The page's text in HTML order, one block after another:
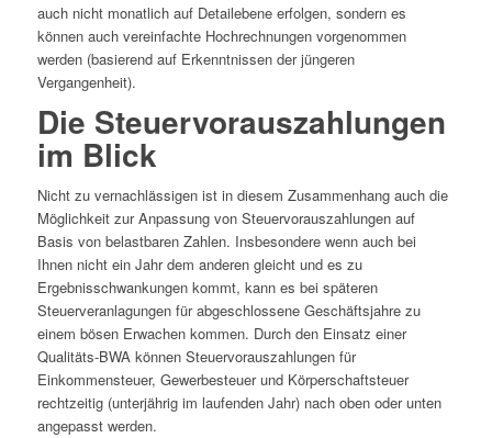
auch nicht monatlich auf Detailebene erfolgen, sondern es
können auch vereinfachte Hochrechnungen vorgenommen
werden (basierend auf Erkenntnissen der jüngeren
Vergangenheit).
Die Steuervorauszahlungen
im Blick
Nicht zu vernachlässigen ist in diesem Zusammenhang auch die
Möglichkeit zur Anpassung von Steuervorauszahlungen auf
Basis von belastbaren Zahlen. Insbesondere wenn auch bei
Ihnen nicht ein Jahr dem anderen gleicht und es zu
Ergebnisschwankungen kommt, kann es bei späteren
Steuerveranlagungen für abgeschlossene Geschäftsjahre zu
einem bösen Erwachen kommen. Durch den Einsatz einer
Qualitäts-BWA können Steuervorauszahlungen für
Einkommensteuer, Gewerbesteuer und Körperschaftsteuer
rechtzeitig (unterjährig im laufenden Jahr) nach oben oder unten
angepasst werden.